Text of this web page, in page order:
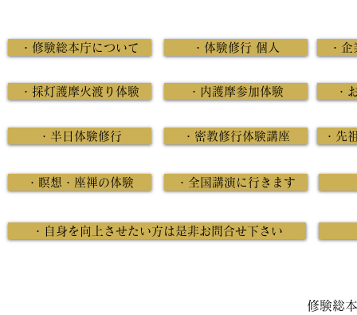
・修験総本庁について ・体験修行 個人 ・
・採灯護摩火渡り体験 ・内護摩参加体験 ・
・半日体験修行 ・密教修行体験講座 ・先
・瞑想・座禅の体験 ・全国講演に行きます
・自身を向上させたい方は是非お問合せ下さい
修験総